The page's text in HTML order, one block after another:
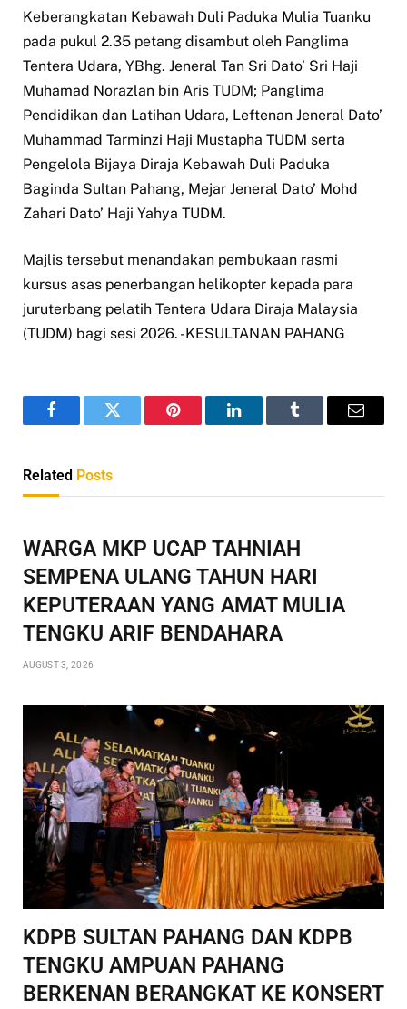
Keberangkatan Kebawah Duli Paduka Mulia Tuanku
pada pukul 2.35 petang disambut oleh Panglima
Tentera Udara, YBhg. Jeneral Tan Sri Dato’ Sri Haji
Muhamad Norazlan bin Aris TUDM; Panglima
Pendidikan dan Latihan Udara, Leftenan Jeneral Dato’
Muhammad Tarminzi Haji Mustapha TUDM serta
Pengelola Bijaya Diraja Kebawah Duli Paduka
Baginda Sultan Pahang, Mejar Jeneral Dato’ Mohd
Zahari Dato’ Haji Yahya TUDM.
Majlis tersebut menandakan pembukaan rasmi
kursus asas penerbangan helikopter kepada para
juruterbang pelatih Tentera Udara Diraja Malaysia
(TUDM) bagi sesi 2026. -KESULTANAN PAHANG
FacebookTwitter Pinterest LinkedInTumblr Email
Related Posts
WARGA MKP UCAP TAHNIAH
SEMPENA ULANG TAHUN HARI
KEPUTERAAN YANG AMAT MULIA
TENGKU ARIF BENDAHARA
AUGUST 3, 2026
KDPB SULTAN PAHANG DAN KDPB
TENGKU AMPUAN PAHANG
BERKENAN BERANGKAT KE KONSERT